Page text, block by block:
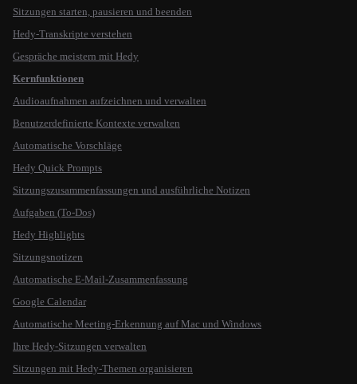
Sitzungen starten, pausieren und beenden
Hedy-Transkripte verstehen
Gespräche meistern mit Hedy
Kernfunktionen
Audioaufnahmen aufzeichnen und verwalten
Benutzerdefinierte Kontexte verwalten
Automatische Vorschläge
Hedy Quick Prompts
Sitzungszusammenfassungen und ausführliche Notizen
Aufgaben (To-Dos)
Hedy Highlights
Sitzungsnotizen
Automatische E-Mail-Zusammenfassung
Google Calendar
Automatische Meeting-Erkennung auf Mac und Windows
Ihre Hedy-Sitzungen verwalten
Sitzungen mit Hedy-Themen organisieren